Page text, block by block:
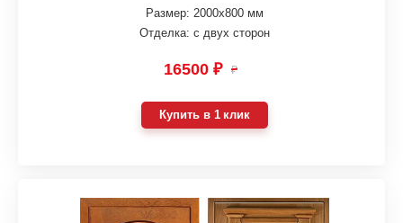
Размер: 2000х800 мм
Отделка: с двух сторон
16500 ₽ ₽
Купить в 1 клик